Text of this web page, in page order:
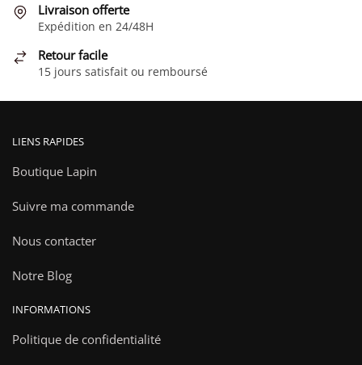
la
du
produit
Livraison offerte
Expédition en 24/48H
Retour facile
15 jours satisfait ou remboursé
LIENS RAPIDES
Boutique Lapin
Suivre ma commande
Nous contacter
Notre Blog
INFORMATIONS
Politique de confidentialité